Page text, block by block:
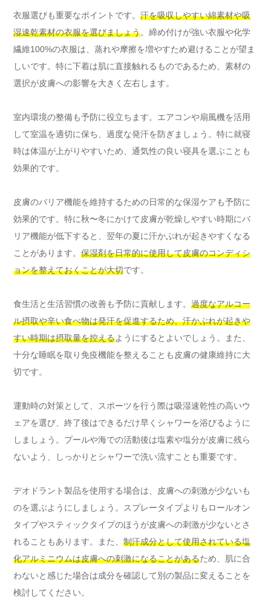
衣服選びも重要なポイントです。 汗を吸収しやすい綿素材や吸
湿速乾素材の衣服を選びましょう。締め付けが強い衣服や化学
繊維100%の衣服は、蒸れや摩擦を増やすため避けることが望ま
しいです。特に下着は肌に直接触れるものであるため、素材の
選択が皮膚への影響を大きく左右します。
室内環境の整備も予防に役立ちます。エアコンや扇風機を活用
して室温を適切に保ち、過度な発汗を防ぎましょう。特に就寝
時は体温が上がりやすいため、通気性の良い寝具を選ぶことも
効果的です。
皮膚のバリア機能を維持するための日常的な保湿ケアも予防に
効果的です。特に秋〜冬にかけて皮膚が乾燥しやすい時期にバ
リア機能が低下すると、翌年の夏に汗かぶれが起きやすくなる
ことがあります。 保湿剤を日常的に使用して皮膚のコンディシ
ョンを整えておくことが大切です。
食生活と生活習慣の改善も予防に貢献します。 過度なアルコー
ル摂取や辛い食べ物は発汗を促進するため、汗かぶれが起きや
すい時期は摂取量を控えるようにするとよいでしょう。また、
十分な睡眠を取り免疫機能を整えることも皮膚の健康維持に大
切です。
運動時の対策として、スポーツを行う際は吸湿速乾性の高いウ
ェアを選び、終了後はできるだけ早くシャワーを浴びるように
しましょう。プールや海での活動後は塩素や塩分が皮膚に残ら
ないよう、しっかりとシャワーで洗い流すことも重要です。
デオドラント製品を使用する場合は、皮膚への刺激が少ないも
のを選ぶようにしましょう。スプレータイプよりもロールオン
タイプやスティックタイプのほうが皮膚への刺激が少ないとさ
れることもあります。また、 制汗成分として使用されている塩
化アルミニウムは皮膚への刺激になることがあるため、肌に合
わないと感じた場合は成分を確認して別の製品に変えることを
検討してください。